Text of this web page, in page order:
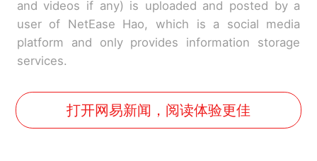
and videos if any) is uploaded and posted by a
user of NetEase Hao, which is a social media
platform and only provides information storage
services.
打开网易新闻，阅读体验更佳